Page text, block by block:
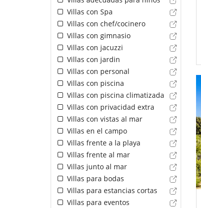
Villas con Spa
Villas con chef/cocinero
Villas con gimnasio
Villas con jacuzzi
Villas con jardin
Villas con personal
Villas con piscina
Villas con piscina climatizada
Villas con privacidad extra
Villas con vistas al mar
Villas en el campo
Villas frente a la playa
Villas frente al mar
Villas junto al mar
Villas para bodas
Villas para estancias cortas
Villas para eventos